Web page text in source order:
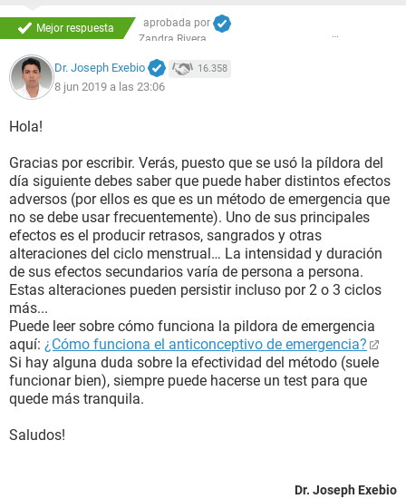
Mejor respuesta
aprobada por
Zandra Rivera
Dr. Joseph Exebio 16.358
8 jun 2019 a las 23:06
Hola!
Gracias por escribir. Verás, puesto que se usó la píldora del
día siguiente debes saber que puede haber distintos efectos
adversos (por ellos es que es un método de emergencia que
no se debe usar frecuentemente). Uno de sus principales
efectos es el producir retrasos, sangrados y otras
alteraciones del ciclo menstrual… La intensidad y duración
de sus efectos secundarios varía de persona a persona.
Estas alteraciones pueden persistir incluso por 2 o 3 ciclos
más...
Puede leer sobre cómo funciona la pildora de emergencia
aquí: ¿Cómo funciona el anticonceptivo de emergencia?
Si hay alguna duda sobre la efectividad del método (suele
funcionar bien), siempre puede hacerse un test para que
quede más tranquila.
Saludos!
Dr. Joseph Exebio